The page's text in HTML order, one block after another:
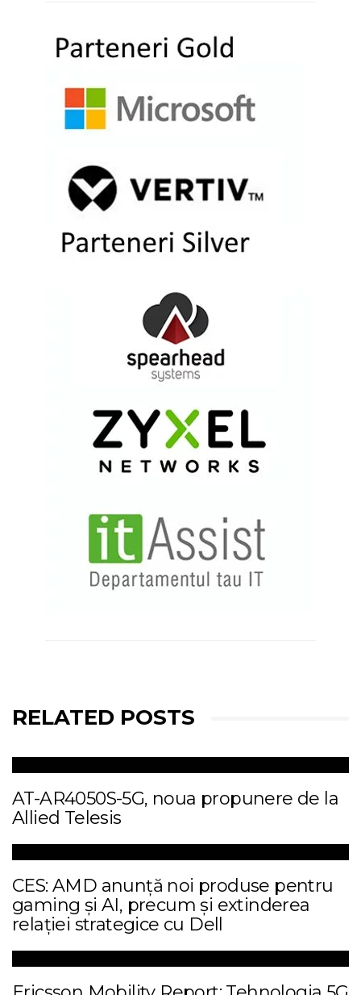
RELATED POSTS
AT-AR4050S-5G, noua propunere de la
Allied Telesis
CES: AMD anunță noi produse pentru
gaming și AI, precum și extinderea
relației strategice cu Dell